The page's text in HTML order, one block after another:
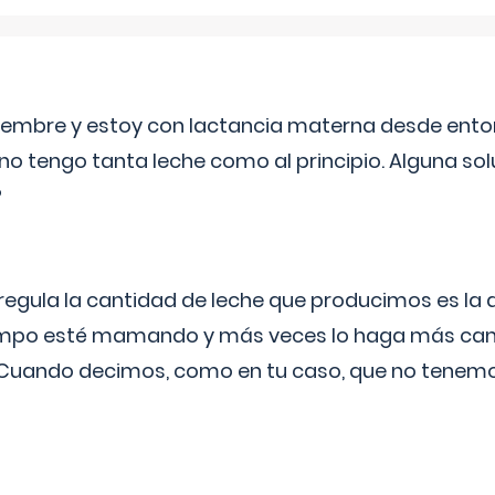
y estoy con lactancia materna desde
tengo tanta leche como al principio. Alguna
la cantidad de leche que producimos es la
esté mamando y más veces lo haga más
decimos, como en tu caso, que no